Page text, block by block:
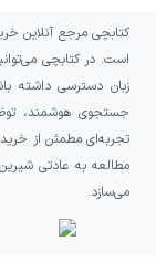
کتابچی مرجع آنلاین
است. در کتابچی
زبان دسترسی داشته
جستجوی هوشمند،
تجربه‌ای مطمئن از
مطالعه به عادتی
می‌سازد.